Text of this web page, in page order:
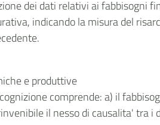
dei dati relativi ai fabbisogni
indicando la misura del
e produttive
comprende: a) il
il nesso di causalita' tra